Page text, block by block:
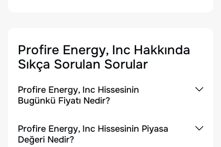
Profire Energy, Inc Hakkında
Sıkça Sorulan Sorular
Profire Energy, Inc Hissesinin
Bugünkü Fiyatı Nedir?
Profire Energy, Inc Hissesinin Piyasa
Değeri Nedir?